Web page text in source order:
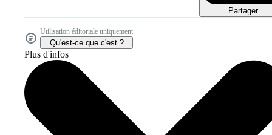
Partager
Utilisation éditoriale uniquement
Qu'est-ce que c'est ?
Plus d'infos